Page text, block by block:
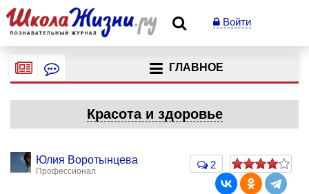
Войти
ГЛАВНОЕ
Красота и здоровье
Юлия Воротынцева
Профессионал
2